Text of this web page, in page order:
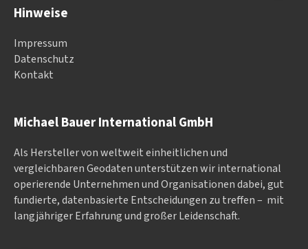
Michael Bauer International GmbH
Als Hersteller von weltweit einheitlichen und
vergleichbaren Geodaten un­ter­stüt­zen wir in­ter­na­tional
ope­rieren­de Un­ter­neh­men und Or­ga­nisa­tionen dabei, gut
fundierte, datenbasierte Entscheidungen zu treffen – mit
langjähriger Erfahrung und großer Leidenschaft.
Hinweise
Impressum
Datenschutz
Kontakt